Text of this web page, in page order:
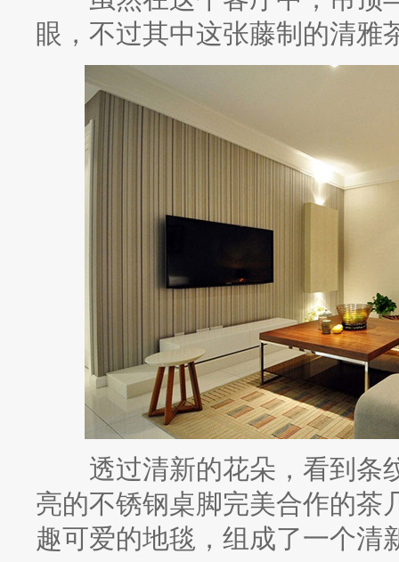
眼，不过其中这张藤制的清雅
透过清新的花朵，看到条
亮的不锈钢桌脚完美合作的茶
趣可爱的地毯，组成了一个清